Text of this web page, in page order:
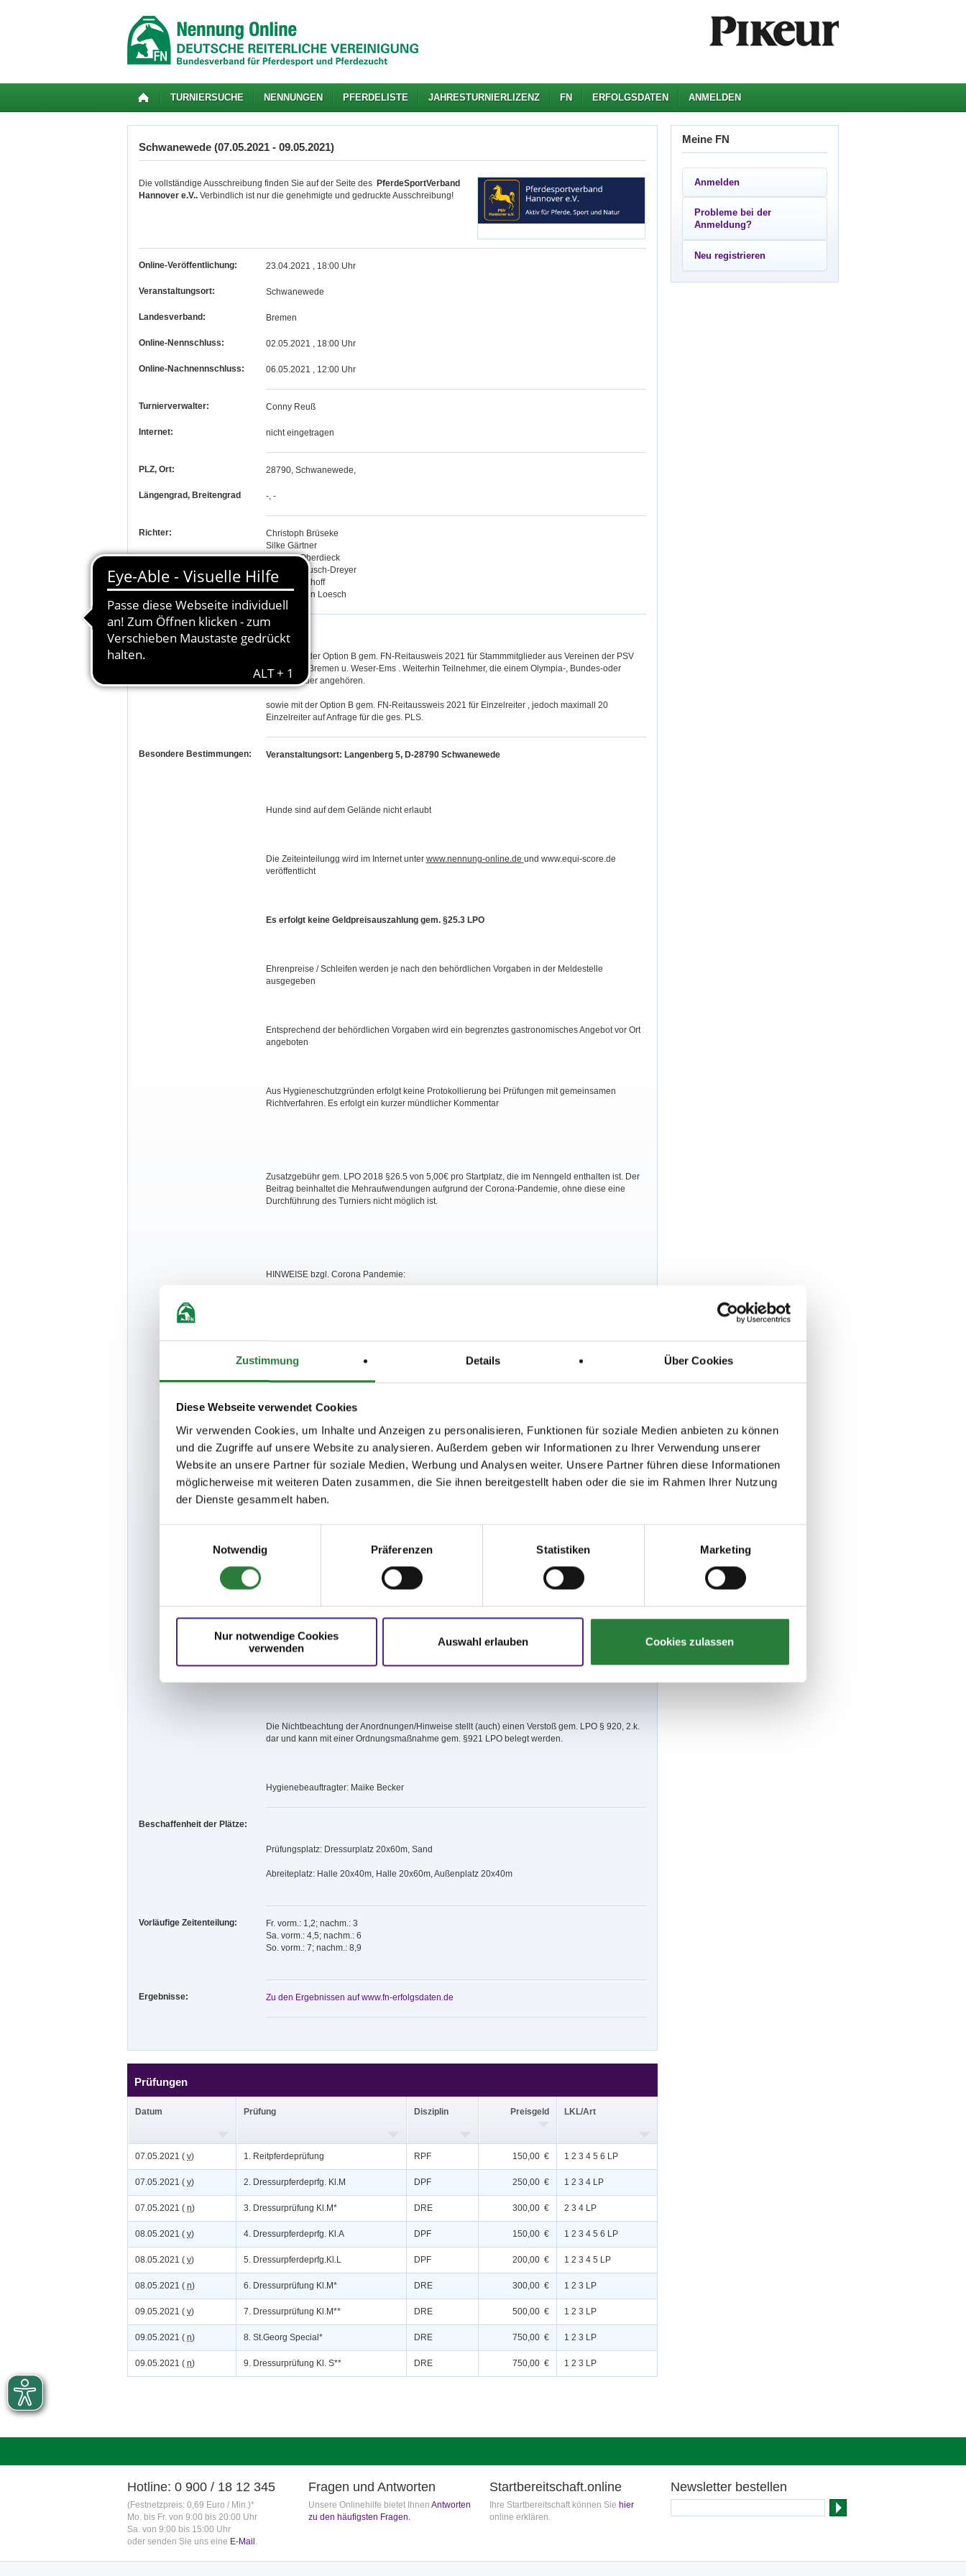
Zustimmung Details Über Cookies
Diese Webseite verwendet Cookies
Wir verwenden Cookies, um Inhalte und Anzeigen zu personalisieren, Funktionen für soziale Medien anbieten zu können
und die Zugriffe auf unsere Website zu analysieren. Außerdem geben wir Informationen zu Ihrer Verwendung unserer
Website an unsere Partner für soziale Medien, Werbung und Analysen weiter. Unsere Partner führen diese Informationen
möglicherweise mit weiteren Daten zusammen, die Sie ihnen bereitgestellt haben oder die sie im Rahmen Ihrer Nutzung
der Dienste gesammelt haben.
Notwendig
Präferenzen Statistiken Marketing
Nur notwendige Cookies
verwenden
Auswahl erlauben Cookies zulassen
TURNIERSUCHE NENNUNGEN PFERDELISTE JAHRESTURNIERLIZENZ FN ERFOLGSDATEN ANMELDEN
Schwanewede (07.05.2021 - 09.05.2021)
Die vollständige Ausschreibung finden Sie auf der Seite des PferdeSportVerband
Hannover e.V.. Verbindlich ist nur die genehmigte und gedruckte Ausschreibung!
Online-Veröffentlichung: 23.04.2021 , 18:00 Uhr
Veranstaltungsort: Schwanewede
Landesverband: Bremen
Online-Nennschluss: 02.05.2021 , 18:00 Uhr
Online-Nachnennschluss: 06.05.2021 , 12:00 Uhr
Turnierverwalter: Conny Reuß
Internet: nicht eingetragen
PLZ, Ort: 28790, Schwanewede,
Längengrad, Breitengrad -, -
Richter:
Christoph Brüseke
Silke Gärtner
Thomas Oberdieck
Doreen Peusch-Dreyer
Atossa Südhoff
Thassilo von Loesch
Teilnahmeberechtigung:
LP 1-9 mit der Option B gem. FN-Reitausweis 2021 für Stammmitglieder aus Vereinen der PSV
Hannover, Bremen u. Weser-Ems . Weiterhin Teilnehmer, die einem Olympia-, Bundes-oder
Landeskader angehören.
sowie mit der Option B gem. FN-Reitaussweis 2021 für Einzelreiter , jedoch maximall 20
Einzelreiter auf Anfrage für die ges. PLS.
Besondere Bestimmungen: Veranstaltungsort: Langenberg 5, D-28790 Schwanewede
Hunde sind auf dem Gelände nicht erlaubt
Die Zeiteinteilungg wird im Internet unter www.nennung-online.de und www.equi-score.de
veröffentlicht
Es erfolgt keine Geldpreisauszahlung gem. §25.3 LPO
Ehrenpreise / Schleifen werden je nach den behördlichen Vorgaben in der Meldestelle
ausgegeben
Entsprechend der behördlichen Vorgaben wird ein begrenztes gastronomisches Angebot vor Ort
angeboten
Aus Hygieneschutzgründen erfolgt keine Protokollierung bei Prüfungen mit gemeinsamen
Richtverfahren. Es erfolgt ein kurzer mündlicher Kommentar
Zusatzgebühr gem. LPO 2018 §26.5 von 5,00€ pro Startplatz, die im Nenngeld enthalten ist. Der
Beitrag beinhaltet die Mehraufwendungen aufgrund der Corona-Pandemie, ohne diese eine
Durchführung des Turniers nicht möglich ist.
HINWEISE bzgl. Corona Pandemie:
Betreten des Turniergeländes (Anreise) -an der Eingangskontrolle abgegeben werden. Ohne
Tagesbänder.
Mund-/Nasenschutz ist mitzubringen und in geschlossenen Räumen zu tragen.
am Prüfungstag anwesend sein, an dem das Pferd/die Pferde gestartet werden.
Die gültige Tages-Einlassberechtigung (Tagesband) ist ständig zu tragen und bei Verlangen
vorzuzeigen.
Anreise : Den Anweisungen der eingesetzten Ordner ist uneingeschränkt zu folgen.
AKTUELLE KONTAKTBESCHRÄNKUNGEN, ANORDNUNGEN & HINWEISE zum Schutz vor
Neuinfektion mit dem Corona-Virus entnehmen Sie bitte der Zeiteinteilung
Zuwiderhandlungen dieser Anweisungen können behördlicherseits mit Bußgeldern geahndet
Die Nichtbeachtung der Anordnungen/Hinweise stellt (auch) einen Verstoß gem. LPO § 920, 2.k.
dar und kann mit einer Ordnungsmaßnahme gem. §921 LPO belegt werden.
Hygienebeauftragter: Maike Becker
Beschaffenheit der Plätze:
Prüfungsplatz: Dressurplatz 20x60m, Sand
Abreiteplatz: Halle 20x40m, Halle 20x60m, Außenplatz 20x40m
Vorläufige Zeitenteilung:
Fr. vorm.: 1,2; nachm.: 3
Sa. vorm.: 4,5; nachm.: 6
So. vorm.: 7; nachm.: 8,9
Ergebnisse: Zu den Ergebnissen auf www.fn-erfolgsdaten.de
Prüfungen
Datum Prüfung Disziplin Preisgeld LKL/Art
07.05.2021 ( v) 1. Reitpferdeprüfung RPF 150,00 € 1 2 3 4 5 6 LP
07.05.2021 ( v) 2. Dressurpferdeprfg. Kl.M DPF 250,00 € 1 2 3 4 LP
07.05.2021 ( n) 3. Dressurprüfung Kl.M* DRE 300,00 € 2 3 4 LP
08.05.2021 ( v) 4. Dressurpferdeprfg. Kl.A DPF 150,00 € 1 2 3 4 5 6 LP
08.05.2021 ( v) 5. Dressurpferdeprfg.Kl.L DPF 200,00 € 1 2 3 4 5 LP
08.05.2021 ( n) 6. Dressurprüfung Kl.M* DRE 300,00 € 1 2 3 LP
09.05.2021 ( v) 7. Dressurprüfung Kl.M** DRE 500,00 € 1 2 3 LP
09.05.2021 ( n) 8. St.Georg Special* DRE 750,00 € 1 2 3 LP
09.05.2021 ( n) 9. Dressurprüfung Kl. S** DRE 750,00 € 1 2 3 LP
Meine FN
Anmelden
Probleme bei der
Anmeldung?
Neu registrieren
Hotline: 0 900 / 18 12 345
(Festnetzpreis: 0,69 Euro / Min.)*
Mo. bis Fr. von 9:00 bis 20:00 Uhr
Sa. von 9:00 bis 15:00 Uhr
oder senden Sie uns eine E-Mail .
Fragen und Antworten
Unsere Onlinehilfe bietet Ihnen Antworten
zu den häufigsten Fragen.
Startbereitschaft.online
Ihre Startbereitschaft können Sie hier
online erklären.
Newsletter bestellen